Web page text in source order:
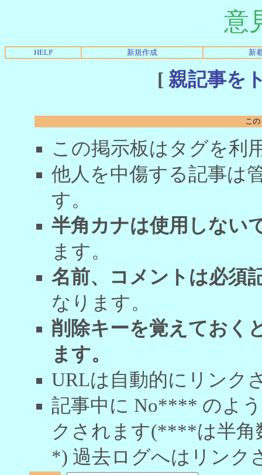
意
HELP 新規作成 新
[ 親記事を
こ
この掲示板はタグを利
他人を中傷する記事は
す。
半角カナは使用しない
ます。
名前、コメントは必須
なります。
削除キーを覚えておく
ます。
URLは自動的にリンク
記事中に No**** のよ
クされます(****は半角
*) 過去ログへはリンク